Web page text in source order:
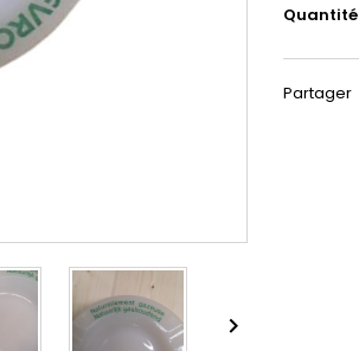

Quantité
Partager